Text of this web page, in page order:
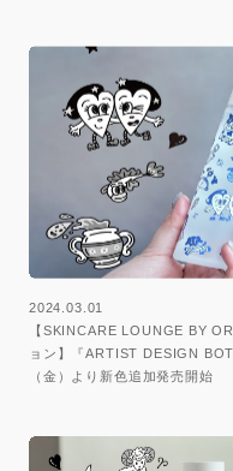
2024.03.01
【SKINCARE LOUNGE BY
ョン】『ARTIST DESIGN
（金）より新色追加発売開始